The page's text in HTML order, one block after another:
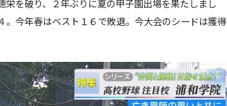
を破り、２年ぶりに夏の甲子園出場を果たしまし
今年春はベスト１６で敗退。今大会のシードは獲得